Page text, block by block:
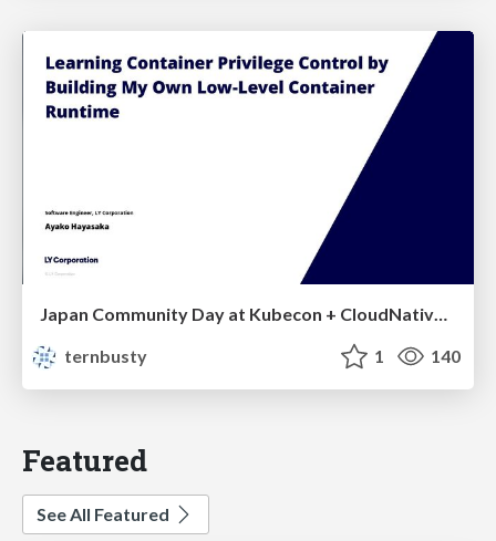
Japan Community Day at Kubecon + CloudNativeCon Japan 2026: Learning Container Privilege Control by Building My Own Low-Level Container Runtime
ternbusty
1 140
Featured
See All Featured